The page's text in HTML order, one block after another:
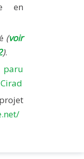
en
(voir
).
paru